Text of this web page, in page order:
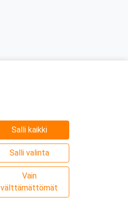
Salli kaikki
Salli valinta
Vain
välttämättömät